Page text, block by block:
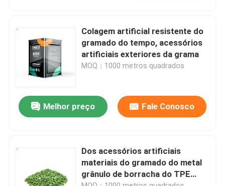
Controle de qualidade
Notícias
Casos
Solicitar Orçamento
Colagem artificial resistente do
gramado do tempo, acessórios
artificiais exteriores da grama
MOQ：1000 metros quadrados
Melhor preço Fale Conosco
Dos acessórios artificiais
materiais do gramado do metal
grânulo de borracha do TPE